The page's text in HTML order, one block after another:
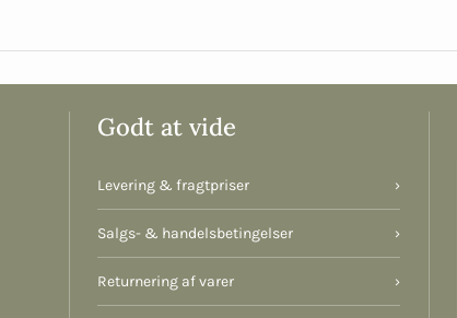
Godt at vide
Levering & fragtpriser ›
Salgs- & handelsbetingelser ›
Returnering af varer ›